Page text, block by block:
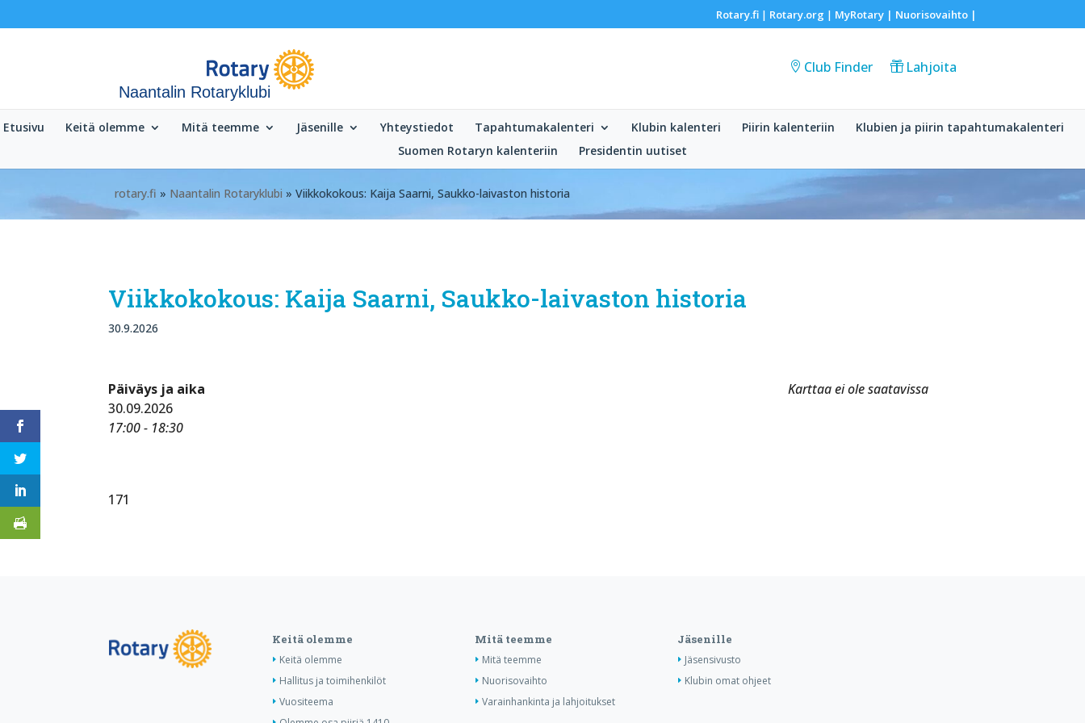
Rotary.fi| Rotary.org | MyRotary | Nuorisovaihto|
Naantalin Rotaryklubi
Club Finder Lahjoita
Etusivu Keitä olemme Mitä teemme Jäsenille Yhteystiedot Tapahtumakalenteri Klubin kalenteri Piirin kalenteriin
Klubien ja piirin tapahtumakalenteri
Suomen Rotaryn kalenteriin
Presidentin uutiset
rotary.fi » Naantalin Rotaryklubi » Viikkokokous: Kaija Saarni, Saukko-laivaston historia
Viikkokokous: Kaija Saarni, Saukko-laivaston historia
30.9.2026
Karttaa ei ole saatavissa
Päiväys ja aika
30.09.2026
17:00 - 18:30
171
Keitä olemme
Keitä olemme
Hallitus ja toimihenkilöt
Vuositeema
Mitä teemme
Mitä teemme
Nuorisovaihto
Varainhankinta ja lahjoitukset
Jäsenille
Jäsensivusto
Klubin omat ohjeet